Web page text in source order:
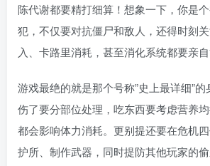
陈代谢都要精打细算！想象一下，你是
犯，不仅要对抗僵尸和敌人，还得时刻
入、卡路里消耗，甚至消化系统都要亲自
游戏最绝的就是那个号称”史上最详细”
伤了要分部位处理，吃东西要考虑营养
都会影响体力消耗。更别提还要在危机
护所、制作武器，同时提防其他玩家的